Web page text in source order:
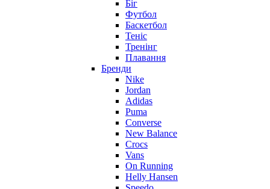
Біг
Футбол
Баскетбол
Теніс
Тренінг
Плавання
Бренди
Nike
Jordan
Adidas
Puma
Converse
New Balance
Crocs
Vans
On Running
Helly Hansen